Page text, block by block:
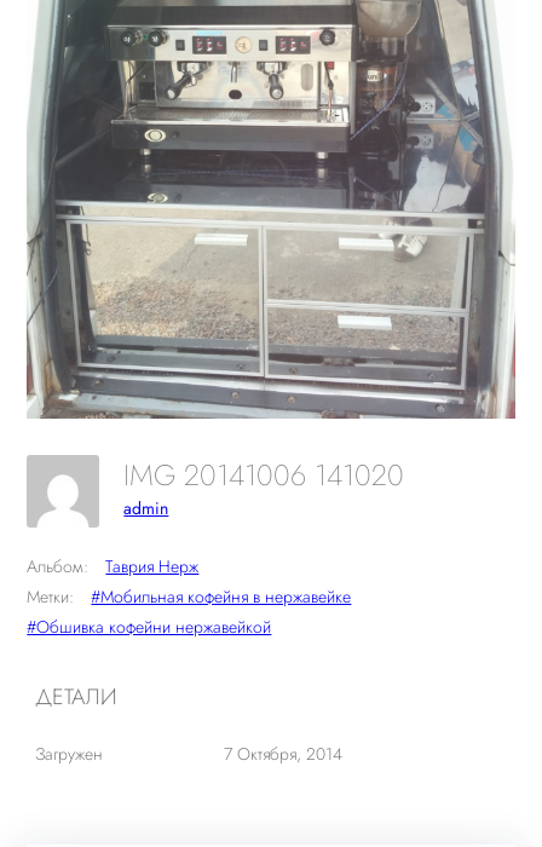
IMG 20141006 141020
admin
Альбом:
Таврия Нерж
Метки:
#Мобильная кофейня в нержавейке
#Обшивка кофейни нержавейкой
ДЕТАЛИ
Загружен 7 Октября, 2014